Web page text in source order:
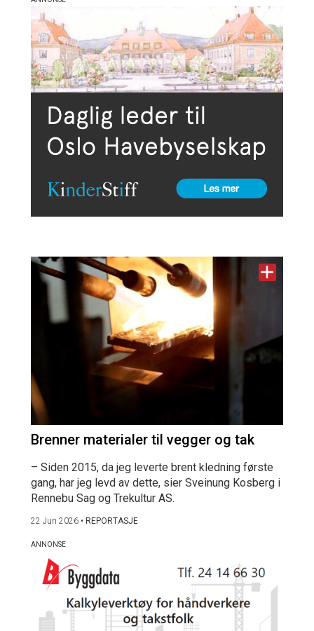
Brenner materialer til vegger og tak
– Siden 2015, da jeg leverte brent kledning første
gang, har jeg levd av dette, sier Sveinung Kosberg i
Rennebu Sag og Trekultur AS.
22 Jun 2026 • REPORTASJE